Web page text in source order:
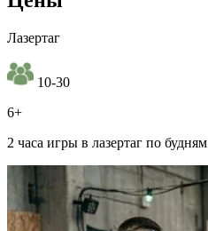
Лазертаг
10-30
6+
2 часа игры в лазертаг по будням